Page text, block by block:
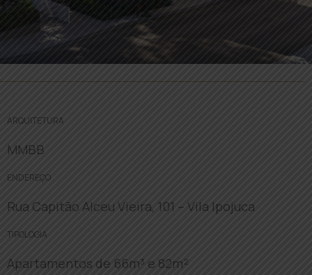
ARQUITETURA
MMBB
ENDEREÇO
Rua Capitão Alceu Vieira, 101 – Vila Ipojuca
TIPOLOGIA
Apartamentos de 66m³ e 82m²